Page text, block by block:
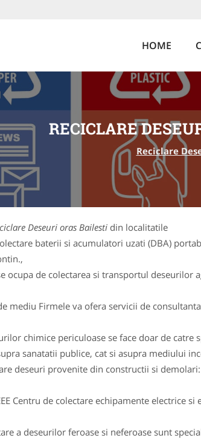
HOME
RECICLARE
Reciclare
Deseuri oras Bailesti din localitatile
baterii si acumulatori uzati (DBA)
ocupa de colectarea si transportul
mediu Firmele va ofera servicii de
chimice periculoase se face doar de
sanatatii publice, cat si asupra mediului
deseuri provenite din constructii si
Centru de colectare echipamente electrice
a deseurilor feroase si neferoase sunt